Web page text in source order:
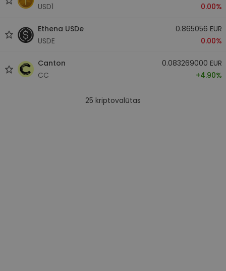
USD1
0.00%
Ethena USDe
USDE
0.865056 EUR
0.00%
Canton
CC
0.083269000 EUR
+4.90%
25 kriptovalūtas